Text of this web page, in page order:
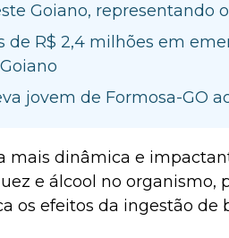
Goiano, representando
de R$ 2,4 milhões em
jovem de Formosa-GO
mais dinâmica e
e álcool no organismo,
os efeitos da ingestão de